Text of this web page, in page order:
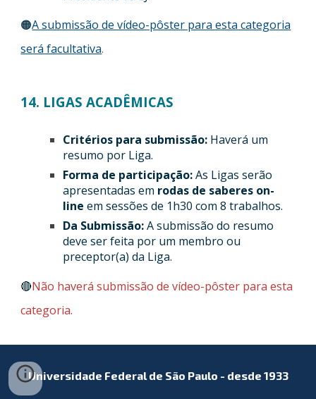
🟠A submissão de vídeo-pôster para esta categoria
será facultativa.
14. LIGAS ACADÊMICAS
Critérios para submissão: Haverá um
resumo por Liga.
Forma de participação:As Ligas serão
apresentadas em rodas de saberes on-
lineem sessões de 1h30 com 8 trabalhos.
Da Submissão:A submissão do resumo
deve ser feita por um membro ou
preceptor(a) da Liga.
🔴Não haverá submissão de vídeo-pôster para esta
categoria.
Universidade Federal de São Paulo - desde 1933